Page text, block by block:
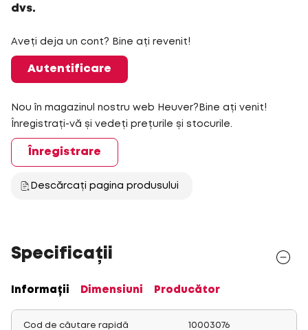
dvs.
Aveți deja un cont? Bine ați revenit!
Autentificare
Nou în magazinul nostru web Heuver?Bine ați venit!
Înregistrați-vă și vedeți prețurile și stocurile.
Înregistrare
Descărcați pagina produsului
Specificații
Informații Dimensiuni Producător
Cod de căutare rapidă 10003076